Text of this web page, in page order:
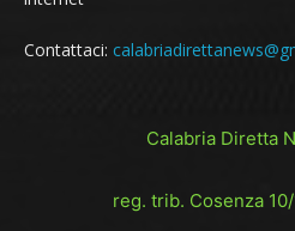
Contattaci:
Calabria Diretta
reg. trib. Cosenza